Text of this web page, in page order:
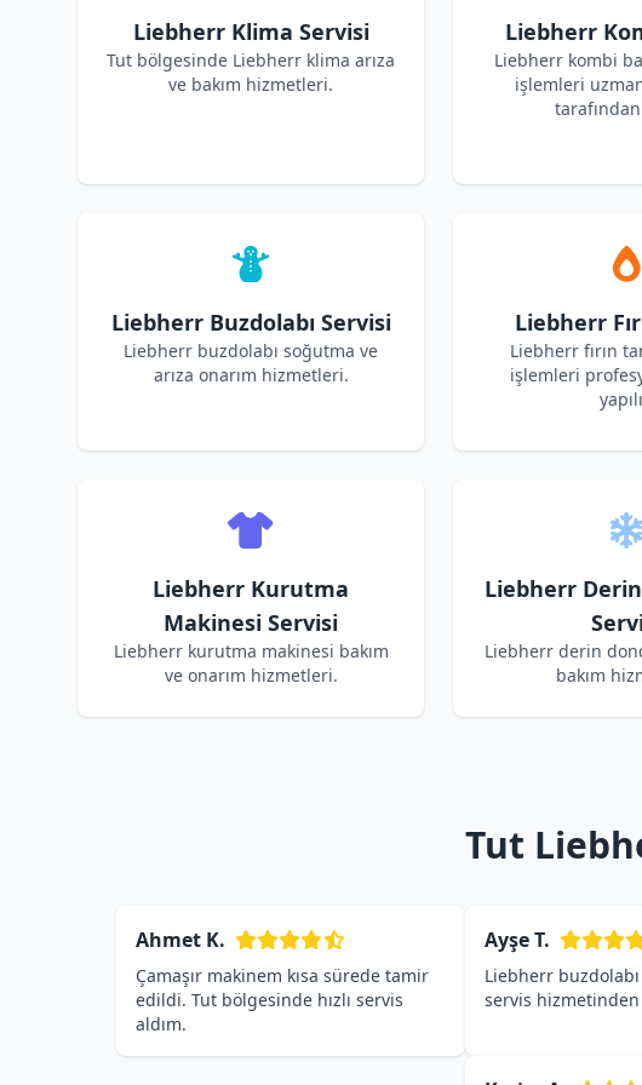
Liebherr Klima Servisi
Tut bölgesinde Liebherr klima arıza
ve bakım hizmetleri.
Liebherr
Liebherr kombi
işlemleri
tarafından
Liebherr Buzdolabı Servisi
Liebherr buzdolabı soğutma ve
arıza onarım hizmetleri.
Liebherr
Liebherr fırın
işlemleri
Liebherr Kurutma
Makinesi Servisi
Liebherr kurutma makinesi bakım
ve onarım hizmetleri.
Liebherr
Liebherr derin
bakım
Tut
Ahmet K.
Çamaşır makinem kısa sürede tamir
edildi. Tut bölgesinde hızlı servis
aldım.
Ayşe T.
Liebherr
servis